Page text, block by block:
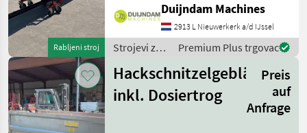
Rabljeni stroj
schnell an auf unsere
Duijndam Machines
Website! Sie können uns
auch anrufen.Alle zu
Duijndam Machines
2913 L Nieuwerkerk a/d IJssel
Strojevi za
Sonstige
Premium Plus trgovac
Hackschnitzelgebläse
inkl. Dosiertrog
Preis
auf
Anfrage